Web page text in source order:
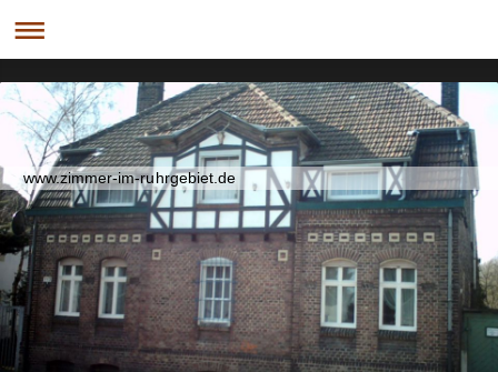
www.zimmer-im-ruhrgebiet.de